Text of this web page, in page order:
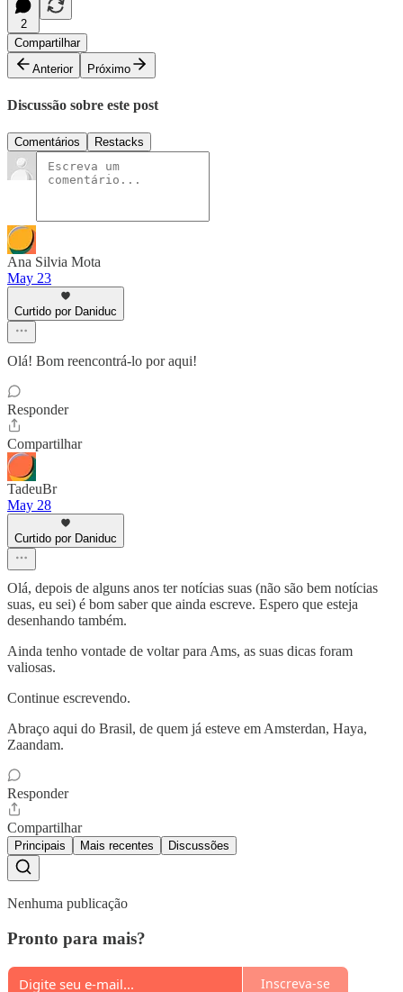
2
Compartilhar
Anterior
Próximo
Discussão sobre este post
Comentários Restacks
Ana Silvia Mota
May 23
Curtido por Daniduc
Olá! Bom reencontrá-lo por aqui!
Responder
Compartilhar
TadeuBr
May 28
Curtido por Daniduc
Olá, depois de alguns anos ter notícias suas (não são bem notícias
suas, eu sei) é bom saber que ainda escreve. Espero que esteja
desenhando também.
Ainda tenho vontade de voltar para Ams, as suas dicas foram
valiosas.
Continue escrevendo.
Abraço aqui do Brasil, de quem já esteve em Amsterdan, Haya,
Zaandam.
Responder
Compartilhar
Principais Mais recentes Discussões
Nenhuma publicação
Pronto para mais?
Inscreva-se